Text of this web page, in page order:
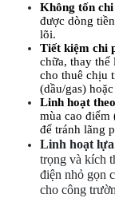
Không tốn
được dòng
lõi.
Tiết kiệm chi
chữa, thay
cho thuê chịu
(dầu/gas)
Linh hoạt
mùa cao điểm
để tránh lãng
Linh hoạt lựa
trọng và kích
điện nhỏ gọn
cho công